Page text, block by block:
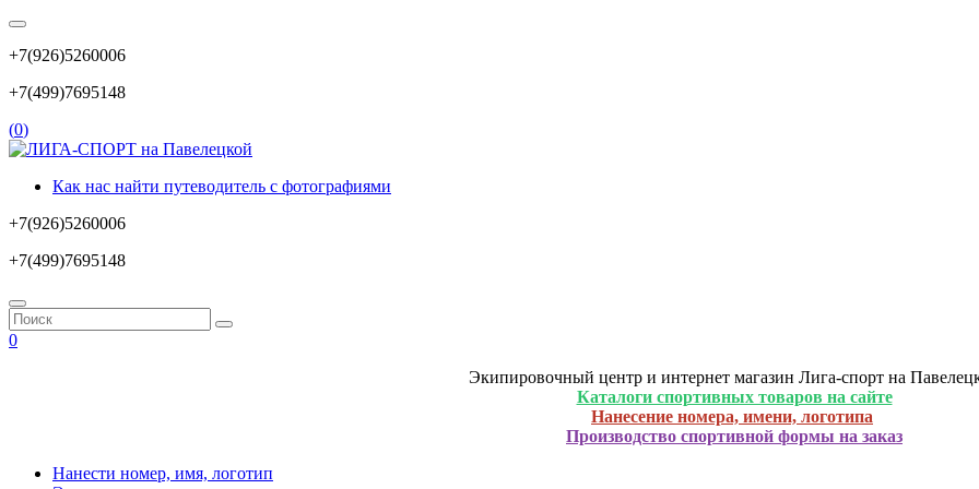
+7(926)5260006
+7(499)7695148
(0)
Как нас найти путеводитель с фотографиями
+7(926)5260006
+7(499)7695148
0
Экипировочный центр и интернет магазин Лига-спорт на
Каталоги спортивных товаров на сайте
Нанесение номера, имени, логотипа
Производство спортивной формы на заказ
Нанести номер, имя, логотип